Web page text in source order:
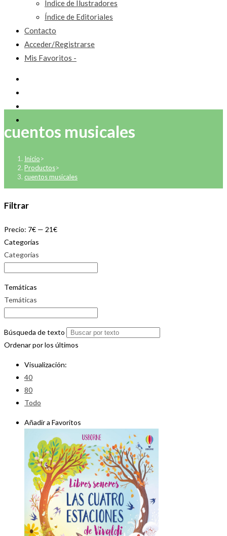
Índice de Ilustradores
Índice de Editoriales
Contacto
Acceder/Registrarse
Mis Favoritos -
cuentos musicales
Inicio>
Productos>
cuentos musicales
Filtrar
Precio: 7€ — 21€
Categorías
Categorías
Temáticas
Temáticas
Búsqueda de texto
Ordenar por los últimos
Visualización:
40
80
Todo
Añadir a Favoritos